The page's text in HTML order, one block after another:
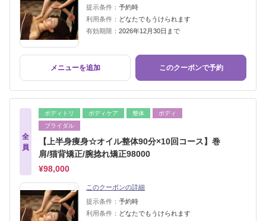
提示条件： 予約時
利用条件： どなたでもうけられます
有効期限： 2026年12月30日まで
メニューを追加 このクーポンで予約
全
員
ボディトリ ボディケア 整体
ボディ
ブライダル
【上半身痩身☆オイル整体90分×10回コース】巻
肩/猫背矯正/腕捻れ矯正98000
¥98,000
このクーポンの詳細
提示条件： 予約時
利用条件： どなたでもうけられます